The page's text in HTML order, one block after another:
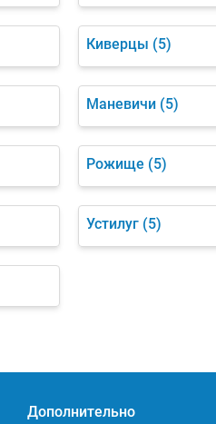
Киверцы (5)
Маневичи (5)
Рожище (5)
Устилуг (5)
Дополнительно